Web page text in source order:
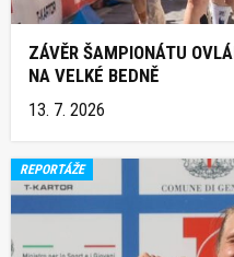
ZÁVĚR ŠAMPIONÁTU
NA VELKÉ BEDNĚ
13. 7. 2026
REPORTÁŽE